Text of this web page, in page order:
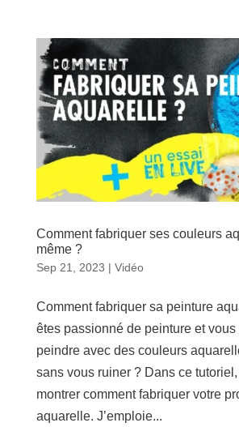
Comment fabriquer ses couleurs
même ?
Sep 21, 2023 | Vidéo
Comment fabriquer sa peinture
êtes passionné de peinture et vous
peindre avec des couleurs
sans vous ruiner ? Dans ce
montrer comment fabriquer votre
aquarelle. J’emploie...